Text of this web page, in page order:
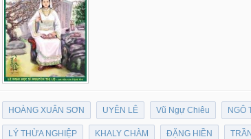
HOÀNG XUÂN SƠN UYÊN LÊ Vũ Ngự Chiêu NGÔ
LÝ THỪA NGHIỆP KHALY CHÀM ĐẶNG HIỀN